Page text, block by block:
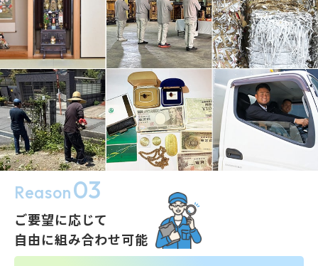
Reason03
ご要望に応じて
自由に組み合わせ可能